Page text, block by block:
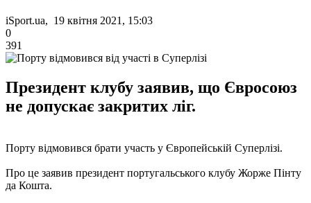
iSport.ua, 19 квітня 2021, 15:03
0
391
Президент клубу заявив, що Євросоюз
не допускає закритих ліг.
Порту відмовився брати участь у Європейській Суперлізі.
Про це заявив президент португальського клубу Жорже Пінту
да Кошта.